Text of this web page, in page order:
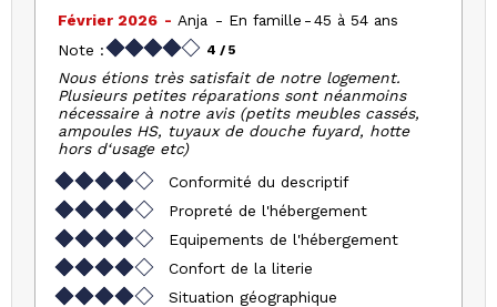
Février 2026 Anja En famille
45 à 54 ans
Note :
4 / 5
Nous étions très satisfait de notre logement.
Plusieurs petites réparations sont néanmoins
nécessaire à notre avis (petits meubles cassés,
ampoules HS, tuyaux de douche fuyard, hotte
hors d‘usage etc)
Conformité du descriptif
Propreté de l'hébergement
Equipements de l'hébergement
Confort de la literie
Situation géographique